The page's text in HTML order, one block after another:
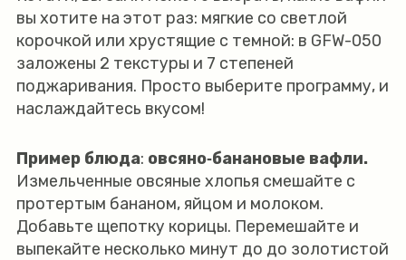
вы хотите на этот раз: мягкие со светлой
корочкой или хрустящие с темной: в GFW-050
заложены 2 текстуры и 7 степеней
поджаривания. Просто выберите программу, и
наслаждайтесь вкусом!
Пример блюда: овсяно‑банановые вафли.
Измельченные овсяные хлопья смешайте с
протертым бананом, яйцом и молоком.
Добавьте щепотку корицы. Перемешайте и
выпекайте несколько минут до до золотистой